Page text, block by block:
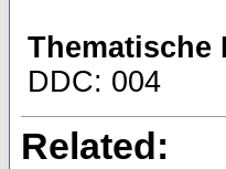
DDC: 004
Related: